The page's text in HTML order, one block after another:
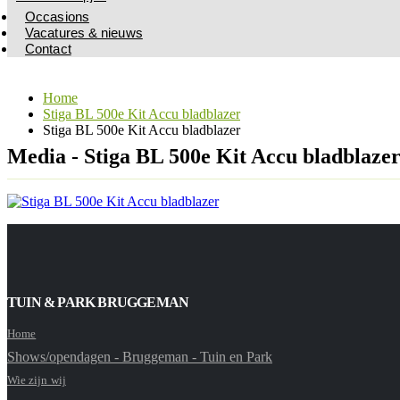
Occasions
Vacatures & nieuws
Contact
Home
Stiga BL 500e Kit Accu bladblazer
Stiga BL 500e Kit Accu bladblazer
Media - Stiga BL 500e Kit Accu bladblazer
TUIN & PARK BRUGGEMAN
Home
Shows/opendagen - Bruggeman - Tuin en Park
Wie zijn wij